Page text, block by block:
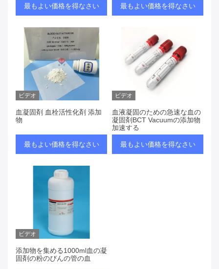
最もよい価格を得なさい 最もよい価格を得なさい
ビデオ
血凝固剤 血栓活性化剤 添加
物
最もよい価格を得なさい
ビデオ
血液凝固のための急速な血の
凝固剤BCT Vacuumの添加物
加速する
最もよい価格を得なさい
ビデオ
添加物を集める1000ml血の凝
固剤の粉のびんの管の血